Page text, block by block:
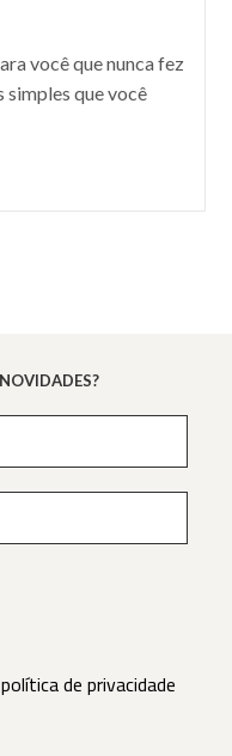
você que nunca fez
simples que você
política de privacidade